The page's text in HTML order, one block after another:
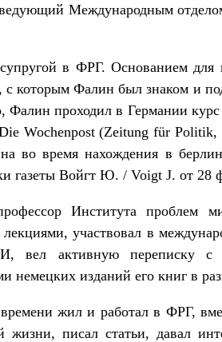
Международным
в ФРГ. Основанием для
которым Фалин был знаком и
Фалин проходил в Германии
Wochenpost (Zeitung für
во время нахождения в
газеты Войгт Ю. / Voigt J. от 28
Института проблем
участвовал в
вел активную переписку с
немецких изданий его книг в
жил и работал в ФРГ,
жизни, писал статьи, давал